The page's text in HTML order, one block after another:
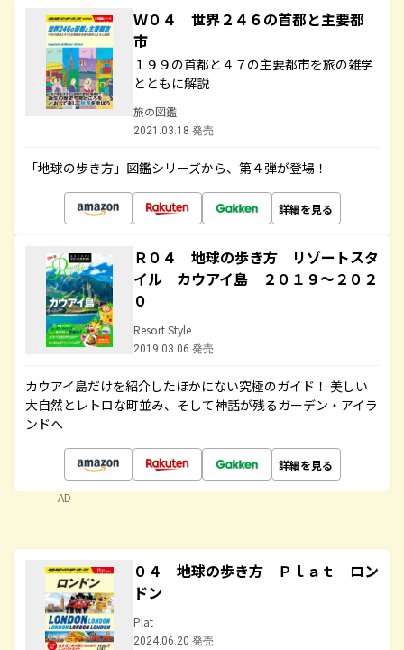
Ｗ０４ 世界２４６の首都と主要都
市
１９９の首都と４７の主要都市を旅の雑学
とともに解説
旅の図鑑
2021.03.18 発売
「地球の歩き方」図鑑シリーズから、第４弾が登場！
詳細を見る
Ｒ０４ 地球の歩き方 リゾートスタ
イル カウアイ島 ２０１９～２０２
０
Resort Style
2019.03.06 発売
カウアイ島だけを紹介したほかにない究極のガイド！ 美しい
大自然とレトロな町並み、そして神話が残るガーデン・アイラ
ンドへ
詳細を見る
AD
０４ 地球の歩き方 Ｐｌａｔ ロン
ドン
Plat
2024.06.20 発売